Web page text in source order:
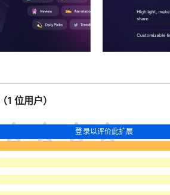
1 位用户）
登录以评价此扩展